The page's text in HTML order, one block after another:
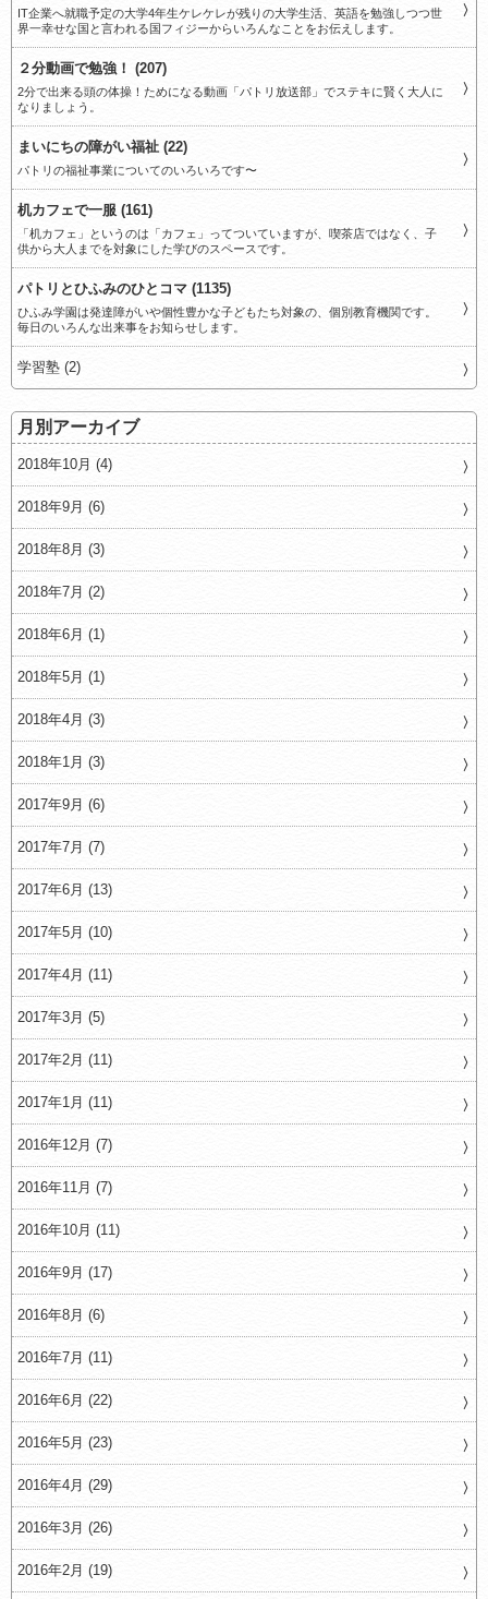
IT企業へ就職予定の大学4年生ケレケレが残りの大学生活、英語を勉強しつつ世
界一幸せな国と言われる国フィジーからいろんなことをお伝えします。
２分動画で勉強！ (207)
2分で出来る頭の体操！ためになる動画「パトリ放送部」でステキに賢く大人に
なりましょう。
まいにちの障がい福祉 (22)
パトリの福祉事業についてのいろいろです〜
机カフェで一服 (161)
「机カフェ」というのは「カフェ」ってついていますが、喫茶店ではなく、子
供から大人までを対象にした学びのスペースです。
パトリとひふみのひとコマ (1135)
ひふみ学園は発達障がいや個性豊かな子どもたち対象の、個別教育機関です。
毎日のいろんな出来事をお知らせします。
学習塾 (2)
月別アーカイブ
2018年10月 (4)
2018年9月 (6)
2018年8月 (3)
2018年7月 (2)
2018年6月 (1)
2018年5月 (1)
2018年4月 (3)
2018年1月 (3)
2017年9月 (6)
2017年7月 (7)
2017年6月 (13)
2017年5月 (10)
2017年4月 (11)
2017年3月 (5)
2017年2月 (11)
2017年1月 (11)
2016年12月 (7)
2016年11月 (7)
2016年10月 (11)
2016年9月 (17)
2016年8月 (6)
2016年7月 (11)
2016年6月 (22)
2016年5月 (23)
2016年4月 (29)
2016年3月 (26)
2016年2月 (19)